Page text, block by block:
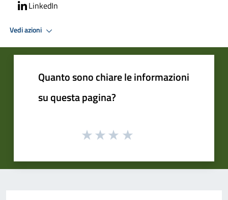
LinkedIn
Vedi azioni
Quanto sono chiare le informazioni
su questa pagina?